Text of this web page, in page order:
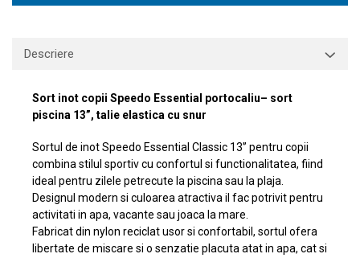
Descriere
Sort inot copii Speedo Essential portocaliu– sort
piscina 13”, talie elastica cu snur
Sortul de inot Speedo Essential Classic 13’’ pentru copii
combina stilul sportiv cu confortul si functionalitatea, fiind
ideal pentru zilele petrecute la piscina sau la plaja.
Designul modern si culoarea atractiva il fac potrivit pentru
activitati in apa, vacante sau joaca la mare.
Fabricat din nylon reciclat usor si confortabil, sortul ofera
libertate de miscare si o senzatie placuta atat in apa, cat si